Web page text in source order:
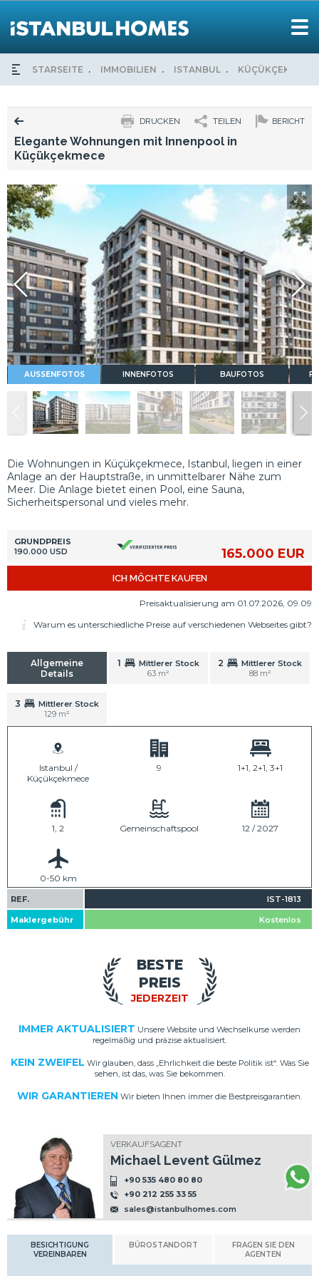
STARSEITE IMMOBILIEN ISTANBUL KÜÇÜKÇEKMECE
BERICHT
TEILEN
DRUCKEN
Elegante Wohnungen mit Innenpool in
Küçükçekmece
AUSSENFOTOS INNENFOTOS BAUFOTOS
Die Wohnungen in Küçükçekmece, Istanbul, liegen in einer
Anlage an der Hauptstraße, in unmittelbarer Nähe zum
Meer. Die Anlage bietet einen Pool, eine Sauna,
Sicherheitspersonal und vieles mehr.
GRUNDPREIS
190.000 USD
165.000 EUR
ICH MÖCHTE KAUFEN
Preisaktualisierung am 01.07.2026, 09.09
Warum es unterschiedliche Preise auf verschiedenen Webseites gibt?
Allgemeine
Details
1
Mittlerer Stock
63 m²
2
Mittlerer Stock
88 m²
3
Mittlerer Stock
129 m²
Istanbul /
Küçükçekmece
9 1+1, 2+1, 3+1
1, 2 Gemeinschaftspool 12 / 2027
0-50 km
REF. IST-1813
Maklergebühr Kostenlos
JEDERZEIT
BESTE
PREIS
IMMER AKTUALISIERT Unsere Website und Wechselkurse werden
regelmäßig und präzise aktualisiert.
KEIN ZWEIFEL Wir glauben, dass „Ehrlichkeit die beste Politik ist“. Was Sie
sehen, ist das, was Sie bekommen.
WIR GARANTIEREN Wir bieten Ihnen immer die Bestpreisgarantien.
VERKAUFSAGENT
Michael Levent Gülmez
+90 535 480 80 80
+90 212 255 33 55
sales@istanbulhomes.com
BESICHTIGUNG
VEREINBAREN
BÜROSTANDORT
FRAGEN SIE DEN
AGENTEN